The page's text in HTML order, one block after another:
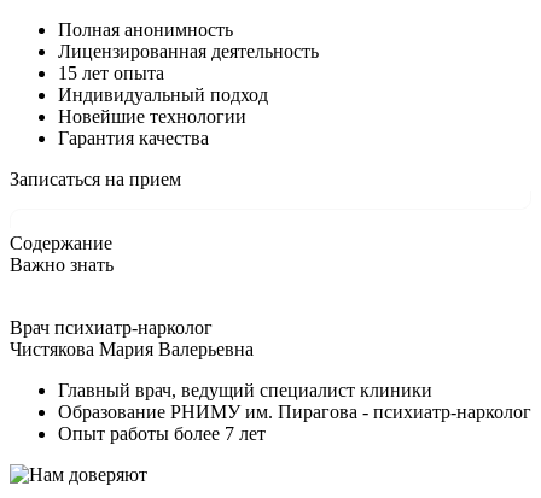
Полная анонимность
Лицензированная деятельность
15 лет опыта
Индивидуальный подход
Новейшие технологии
Гарантия качества
Записаться на прием
Содержание
Важно знать
Врач психиатр-нарколог
Чистякова Мария Валерьевна
Главный врач, ведущий специалист клиники
Образование РНИМУ им. Пирагова - психиатр-нарколог
Опыт работы более 7 лет